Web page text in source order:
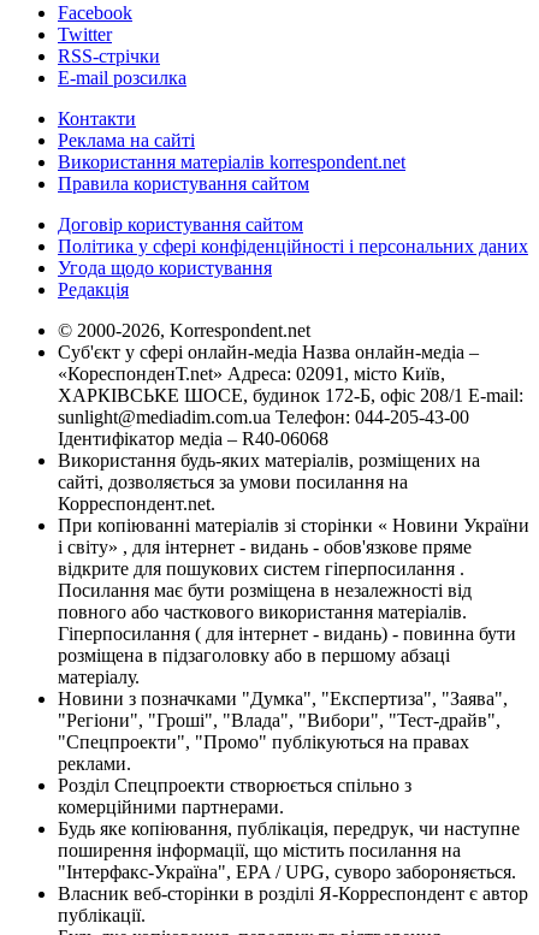
Facebook
Twitter
RSS-стрічки
E-mail розсилка
Контакти
Реклама на сайті
Використання матеріалів korrespondent.net
Правила користування сайтом
Договір користування сайтом
Політика у сфері конфіденційності і персональних даних
Угода щодо користування
Редакція
© 2000-2026, Korrespondent.net
Суб'єкт у сфері онлайн-медіа Назва онлайн-медіа –
«КореспонденТ.net» Адреса: 02091, місто Київ,
ХАРКІВСЬКЕ ШОСЕ, будинок 172-Б, офіс 208/1 E-mail:
sunlight@mediadim.com.ua Телефон: 044-205-43-00
Ідентифікатор медіа – R40-06068
Використання будь-яких матеріалів, розміщених на
сайті, дозволяється за умови посилання на
Корреспондент.net.
При копіюванні матеріалів зі сторінки « Новини України
і світу» , для інтернет - видань - обов'язкове пряме
відкрите для пошукових систем гіперпосилання .
Посилання має бути розміщена в незалежності від
повного або часткового використання матеріалів.
Гіперпосилання ( для інтернет - видань) - повинна бути
розміщена в підзаголовку або в першому абзаці
матеріалу.
Новини з позначками "Думка", "Експертиза", "Заява",
"Регіони", "Гроші", "Влада", "Вибори", "Тест-драйв",
"Спецпроекти", "Промо" публікуються на правах
реклами.
Розділ Спецпроекти створюється спільно з
комерційними партнерами.
Будь яке копіювання, публікація, передрук, чи наступне
поширення інформації, що містить посилання на
"Інтерфакс-Україна", EPA / UPG, суворо забороняється.
Власник веб-сторінки в розділі Я-Корреспондент є автор
публікації.